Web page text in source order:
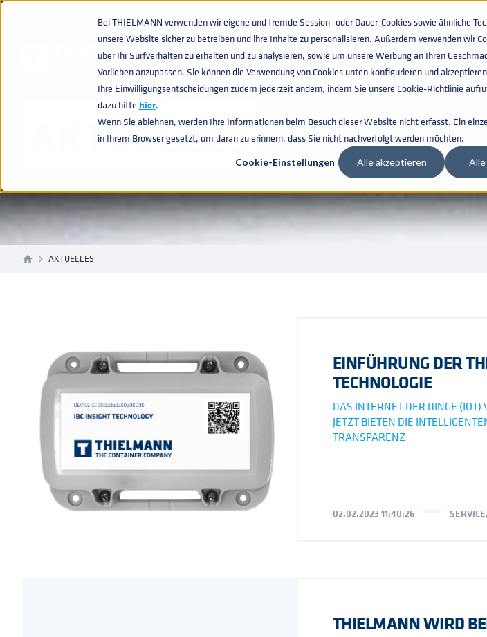
Bei THIELMANN verwenden wir eigene und fremde Session- oder Dauer-Cookies sowie ähnliche
unsere Website sicher zu betreiben und ihre Inhalte zu personalisieren. Außerdem verwenden wir
über Ihr Surfverhalten zu erhalten und zu analysieren, sowie um unsere Werbung an Ihren
Vorlieben anzupassen. Sie können die Verwendung von Cookies unten konfigurieren und
Ihre Einwilligungsentscheidungen zudem jederzeit ändern, indem Sie unsere Cookie-Richtlinie
dazu bitte hier.
Wenn Sie ablehnen, werden Ihre Informationen beim Besuch dieser Website nicht erfasst. Ein
in Ihrem Browser gesetzt, um daran zu erinnern, dass Sie nicht nachverfolgt werden möchten.
Cookie-Einstellungen Alle akzeptieren
AKTUELLES
home navigate_next AKTUELLES
EINFÜHRUNG DER
TECHNOLOGIE
DAS INTERNET DER DINGE
JETZT BIETEN DIE
TRANSPARENZ
02.02.2023 11:40:26 SERVICE,
THIELMANN WIRD